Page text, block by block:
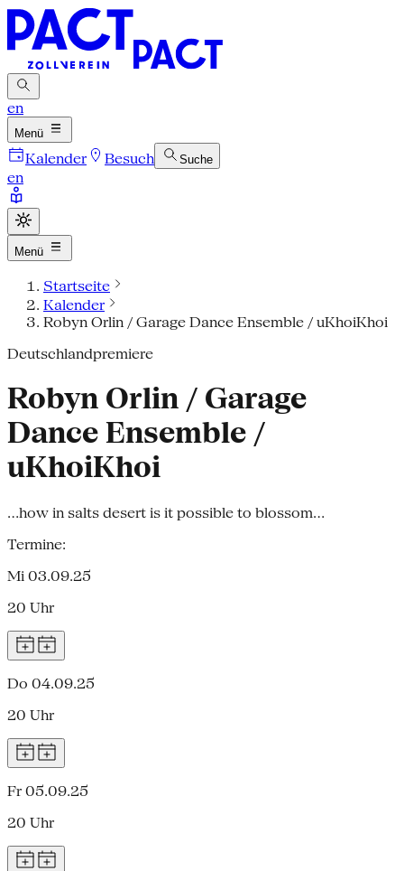
en
Menü
Kalender Besuch Suche
en
Menü
Startseite
Kalender
Robyn Orlin / Garage Dance Ensemble / uKhoiKhoi
Deutschlandpremiere
Robyn Orlin / Garage
Dance Ensemble /
uKhoiKhoi
…how in salts desert is it possible to blossom…
Termine:
Mi 03.09.25
20 Uhr
Do 04.09.25
20 Uhr
Fr 05.09.25
20 Uhr